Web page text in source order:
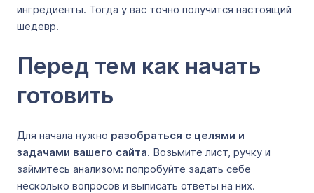
ингредиенты. Тогда у вас точно получится настоящий
шедевр.
Перед тем как начать
готовить
Для начала нужно разобраться с целями и
задачами вашего сайта. Возьмите лист, ручку и
займитесь анализом: попробуйте задать себе
несколько вопросов и выписать ответы на них.